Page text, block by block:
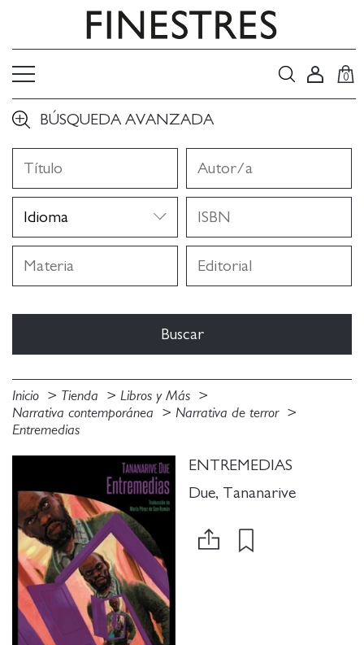
0
BÚSQUEDA AVANZADA
Inicio Tienda
Libros y Más
Narrativa contemporánea
Narrativa de terror
Entremedias
ENTREMEDIAS
Due, Tananarive